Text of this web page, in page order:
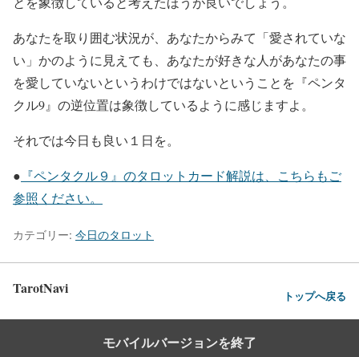
あなたを取り囲む状況が、あなたからみて「愛されていな
い」かのように見えても、あなたが好きな人があなたの事
を愛していないというわけではないということを『ペンタ
クル9』の逆位置は象徴しているように感じますよ。
それでは今日も良い１日を。
● 『ペンタクル９』のタロットカード解説は、こちらもご
参照ください。
カテゴリー: 今日のタロット
TarotNavi トップへ戻る
モバイルバージョンを終了